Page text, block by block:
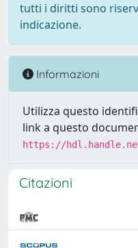
tutti i diritti sono
indicazione.
Informazioni
Utilizza questo
link a questo
https://
Citazioni